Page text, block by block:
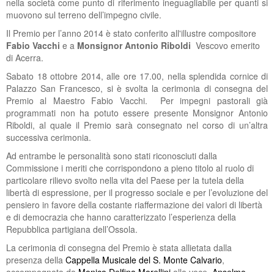
muovono sul terreno dell’impegno civile.
Il Premio per l’anno 2014 è stato conferito all'illustre compositore
Fabio Vacchi e a Monsignor Antonio Riboldi Vescovo emerito
di Acerra.
Sabato 18 ottobre 2014, alle ore 17.00, nella splendida cornice di
Palazzo San Francesco, si è svolta la cerimonia di consegna del
Premio al Maestro Fabio Vacchi. Per impegni pastorali già
programmati non ha potuto essere presente Monsignor Antonio
Riboldi, al quale il Premio sarà consegnato nel corso di un’altra
successiva cerimonia.
Ad entrambe le personalità sono stati riconosciuti dalla
Commissione i meriti che corrispondono a pieno titolo al ruolo di
particolare rilievo svolto nella vita del Paese per la tutela della
libertà di espressione, per il progresso sociale e per l’evoluzione del
pensiero in favore della costante riaffermazione dei valori di libertà
e di democrazia che hanno caratterizzato l’esperienza della
Repubblica partigiana dell’Ossola.
La cerimonia di consegna del Premio è stata allietata dalla
presenza della Cappella Musicale del S. Monte Calvario,